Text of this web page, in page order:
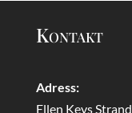
Kontakt
Adress:
Ellen Keys Strand